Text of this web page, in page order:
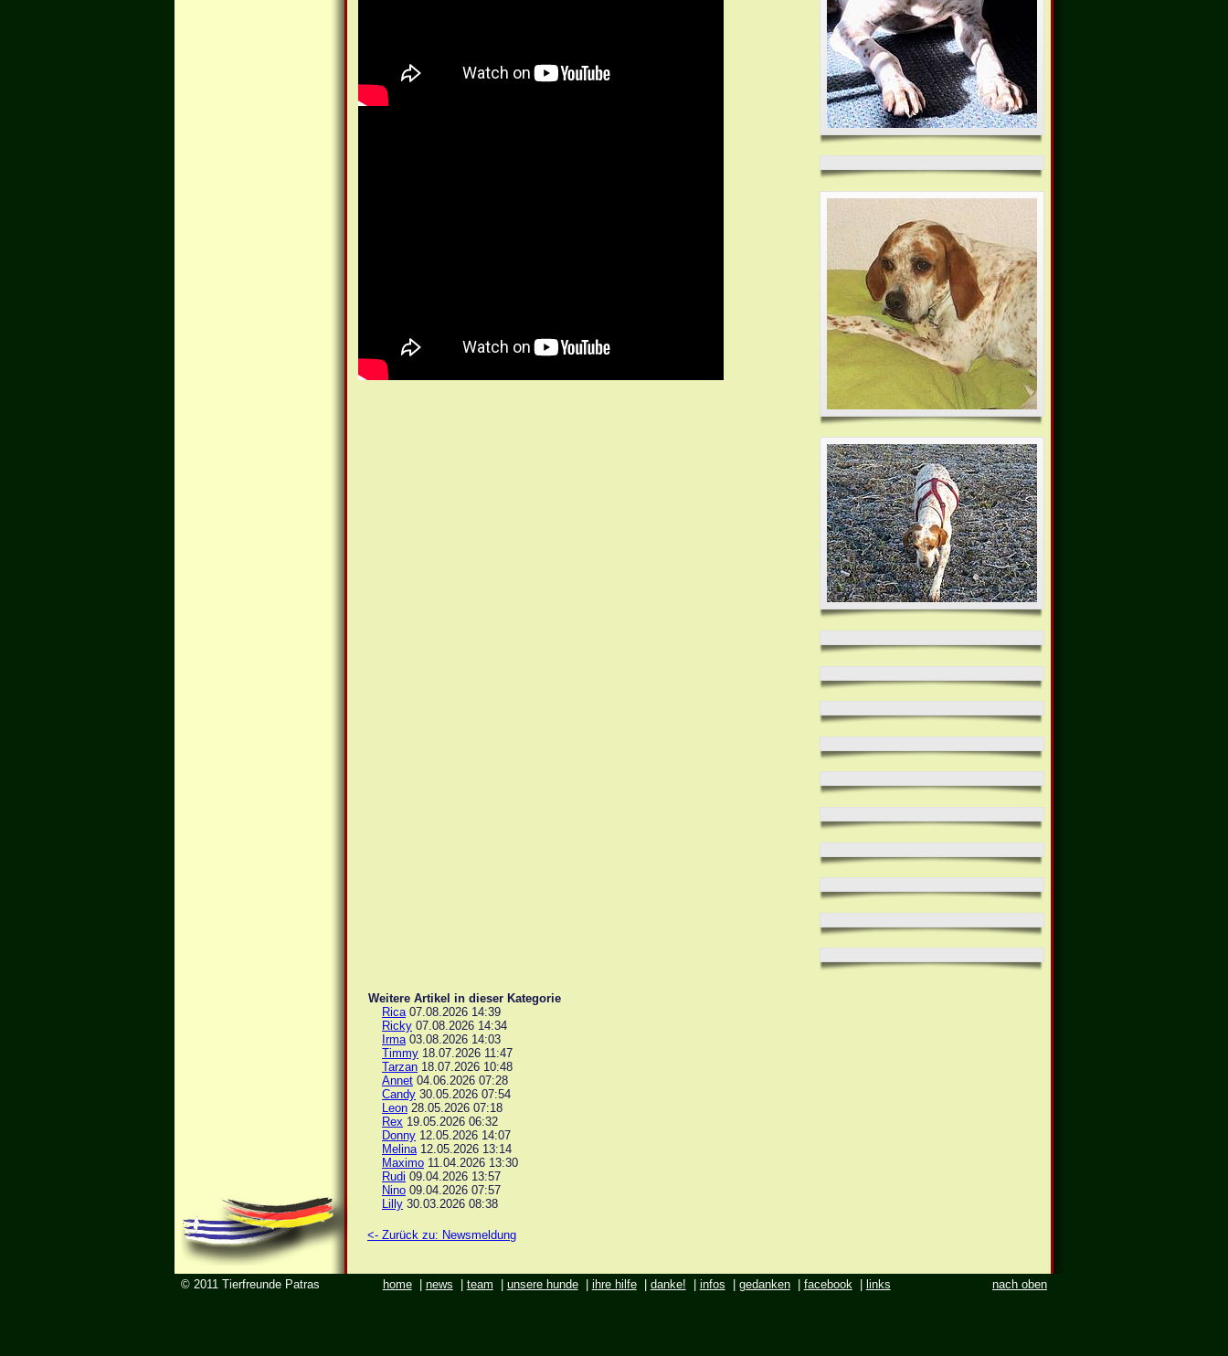
Weitere Artikel in dieser Kategorie
Rica07.08.2026 14:39
Ricky 07.08.2026 14:34
Irma03.08.2026 14:03
Timmy 18.07.2026 11:47
Tarzan 18.07.2026 10:48
Annet 04.06.2026 07:28
Candy 30.05.2026 07:54
Leon 28.05.2026 07:18
Rex 19.05.2026 06:32
Donny 12.05.2026 14:07
Melina12.05.2026 13:14
Maximo 11.04.2026 13:30
Rudi 09.04.2026 13:57
Nino 09.04.2026 07:57
Lilly 30.03.2026 08:38
<- Zurück zu: Newsmeldung
© 2011 Tierfreunde Patras nach oben
home| news team unsere hunde| ihre hilfe| danke! infos gedanken| facebook| links